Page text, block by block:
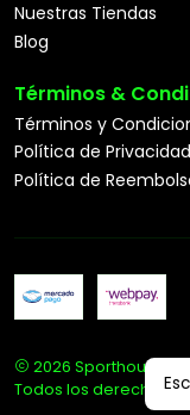
Nuestras Tiendas
Blog
Términos &
Términos y
Política de Privacidad
Política de
2026 Sporthouse
Todos los derechos